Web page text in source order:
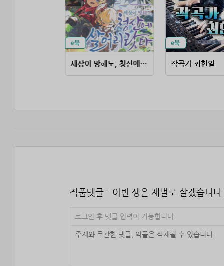
세상이 망해도, 청산에 살어리랏다 작곡가 최현일
작품댓글 - 이번 생은 재벌로 살겠습니다
로그인 후 댓글 입력이 가능합니다.